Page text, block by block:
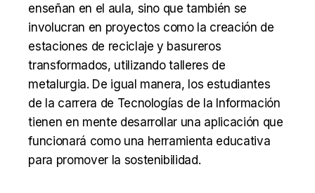
enseñan en el aula, sino que también se
involucran en proyectos como la creación de
estaciones de reciclaje y basureros
transformados, utilizando talleres de
metalurgia. De igual manera, los estudiantes
de la carrera de Tecnologías de la Información
tienen en mente desarrollar una aplicación que
funcionará como una herramienta educativa
para promover la sostenibilidad.